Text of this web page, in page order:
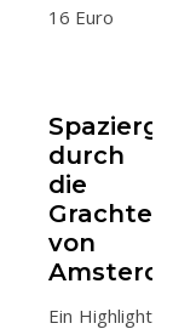
16 Euro
Spaziergang
durch
die
Grachten
von
Amsterdam
Ein Highlight